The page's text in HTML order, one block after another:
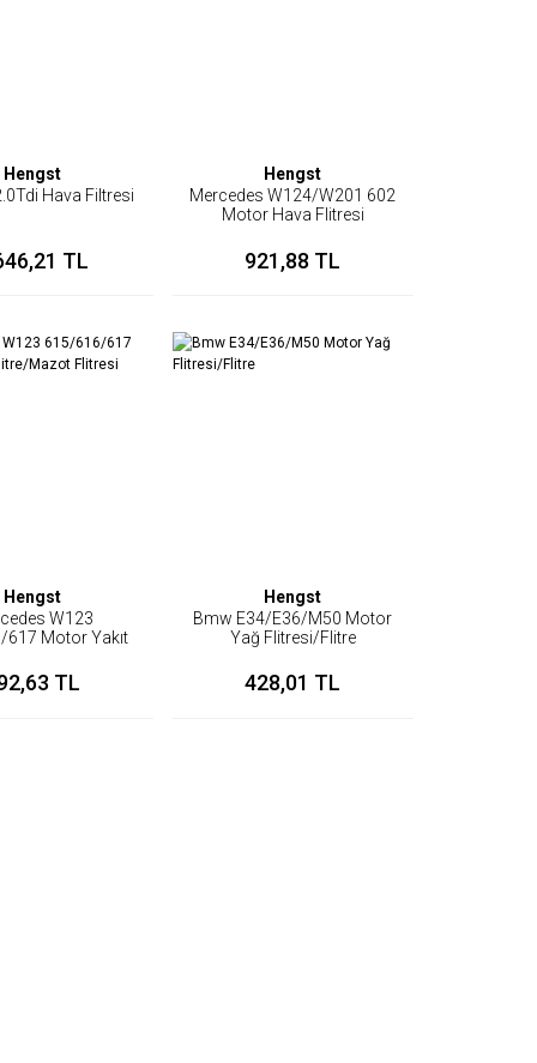
Hengst
Hava Filtresi
TL
Hengst
Mercedes W124/W201 602
Motor Hava Flitresi
921,88 TL
Hengst
W123
Motor Yakıt
TL
Hengst
Bmw E34/E36/M50 Motor
Yağ Flitresi/Flitre
428,01 TL